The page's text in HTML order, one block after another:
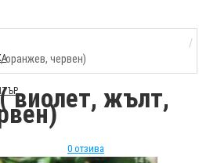
оранжев, червен)
виолет, жълт,
0 отзива